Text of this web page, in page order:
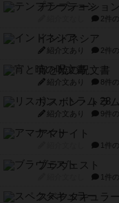
テンプテーション
2件
インドネシア
紹介文あり 2件
宵と暁の呪文書
紹介文あり 8件
リスボン・トラ
紹介文あり 9件
アマナイト
1件
ブラヴェスト
1件
スペクタキュラー